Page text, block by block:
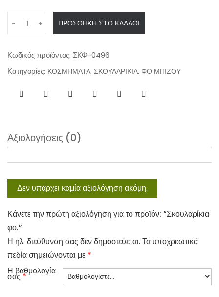
n
i
- + ΠΡΟΣΘΉΚΗ ΣΤΟ ΚΑΛΆΘΙ
Κωδικός προϊόντος: ΣΚΦ-0496
Κατηγορίες: ΚΟΣΜΗΜΑΤΑ, ΣΚΟΥΛΑΡΙΚΙΑ, ΦΟ ΜΠΙΖΟΥ
Αξιολογήσεις (0)
Δεν υπάρχει καμία αξιολόγηση ακόμη.
Κάνετε την πρώτη αξιολόγηση για το προϊόν: “Σκουλαρίκια
φο.”
Η ηλ. διεύθυνση σας δεν δημοσιεύεται. Τα υποχρεωτικά
πεδία σημειώνονται με *
Η βαθμολογία
σας*